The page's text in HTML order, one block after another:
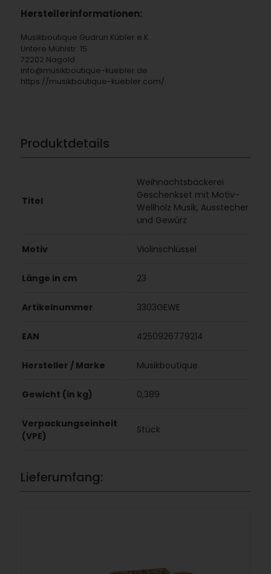
Herstellerinformationen:
Musikboutique Gudrun Kübler e.K.
Untere Mühlstr. 15
72202 Nagold
info@musikboutique-kuebler.de
https://musikboutique-kuebler.com/
Produktdetails
Titel
Weihnachtsbäckerei
Geschenkset mit Motiv-
Wellholz Musik, Ausstecher
und Gewürz
Motiv Violinschlüssel
Länge in cm 23
Artikelnummer 3303GEWE
EAN 4250926779214
Hersteller / Marke Musikboutique
Gewicht (in kg) 0,389
Verpackungseinheit
(VPE)
Stück
Lieferumfang: